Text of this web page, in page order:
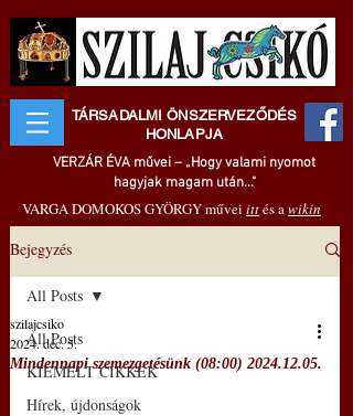
TÁRSADALMI ÖNSZERVEZŐDÉS
HONLAPJA
VERZÁR ÉVA művei – „Hogy valami nyomot
hagyjak magam után..."
VARGA DOMOKOS GYÖRGY művei ittés awikin
Bejegyzés
All Posts
KIEMELT CIKKEK
Hírek, újdonságok
All Posts
Mindennapi szemezgetésünk (08:00) 2024.12.05.
szilajcsiko
2024. dec. 5.